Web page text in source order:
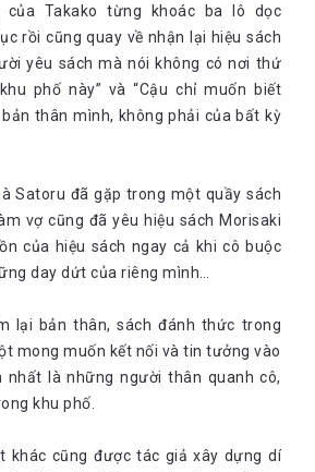
của Takako từng khoác ba lô dọc
rồi cũng quay về nhận lại hiệu sách
yêu sách mà nói không có nơi thứ
phố này” và “Cậu chỉ muốn biết
thân mình, không phải của bất kỳ
Satoru đã gặp trong một quầy sách
vợ cũng đã yêu hiệu sách Morisaki
của hiệu sách ngay cả khi cô buộc
day dứt của riêng mình…
lại bản thân, sách đánh thức trong
mong muốn kết nối và tin tưởng vào
nhất là những người thân quanh cô,
khu phố.
khác cũng được tác giả xây dựng dí